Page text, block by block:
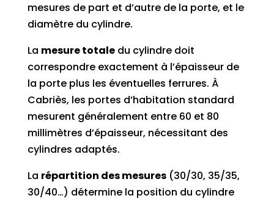
mesures de part et d’autre de la porte, et le
diamètre du cylindre.
La mesure totaledu cylindre doit
correspondre exactement à l’épaisseur de
la porte plus les éventuelles ferrures. À
Cabriès, les portes d’habitation standard
mesurent généralement entre 60 et 80
millimètres d’épaisseur, nécessitant des
cylindres adaptés.
La répartition des mesures(30/30, 35/35,
30/40…) détermine la position du cylindre